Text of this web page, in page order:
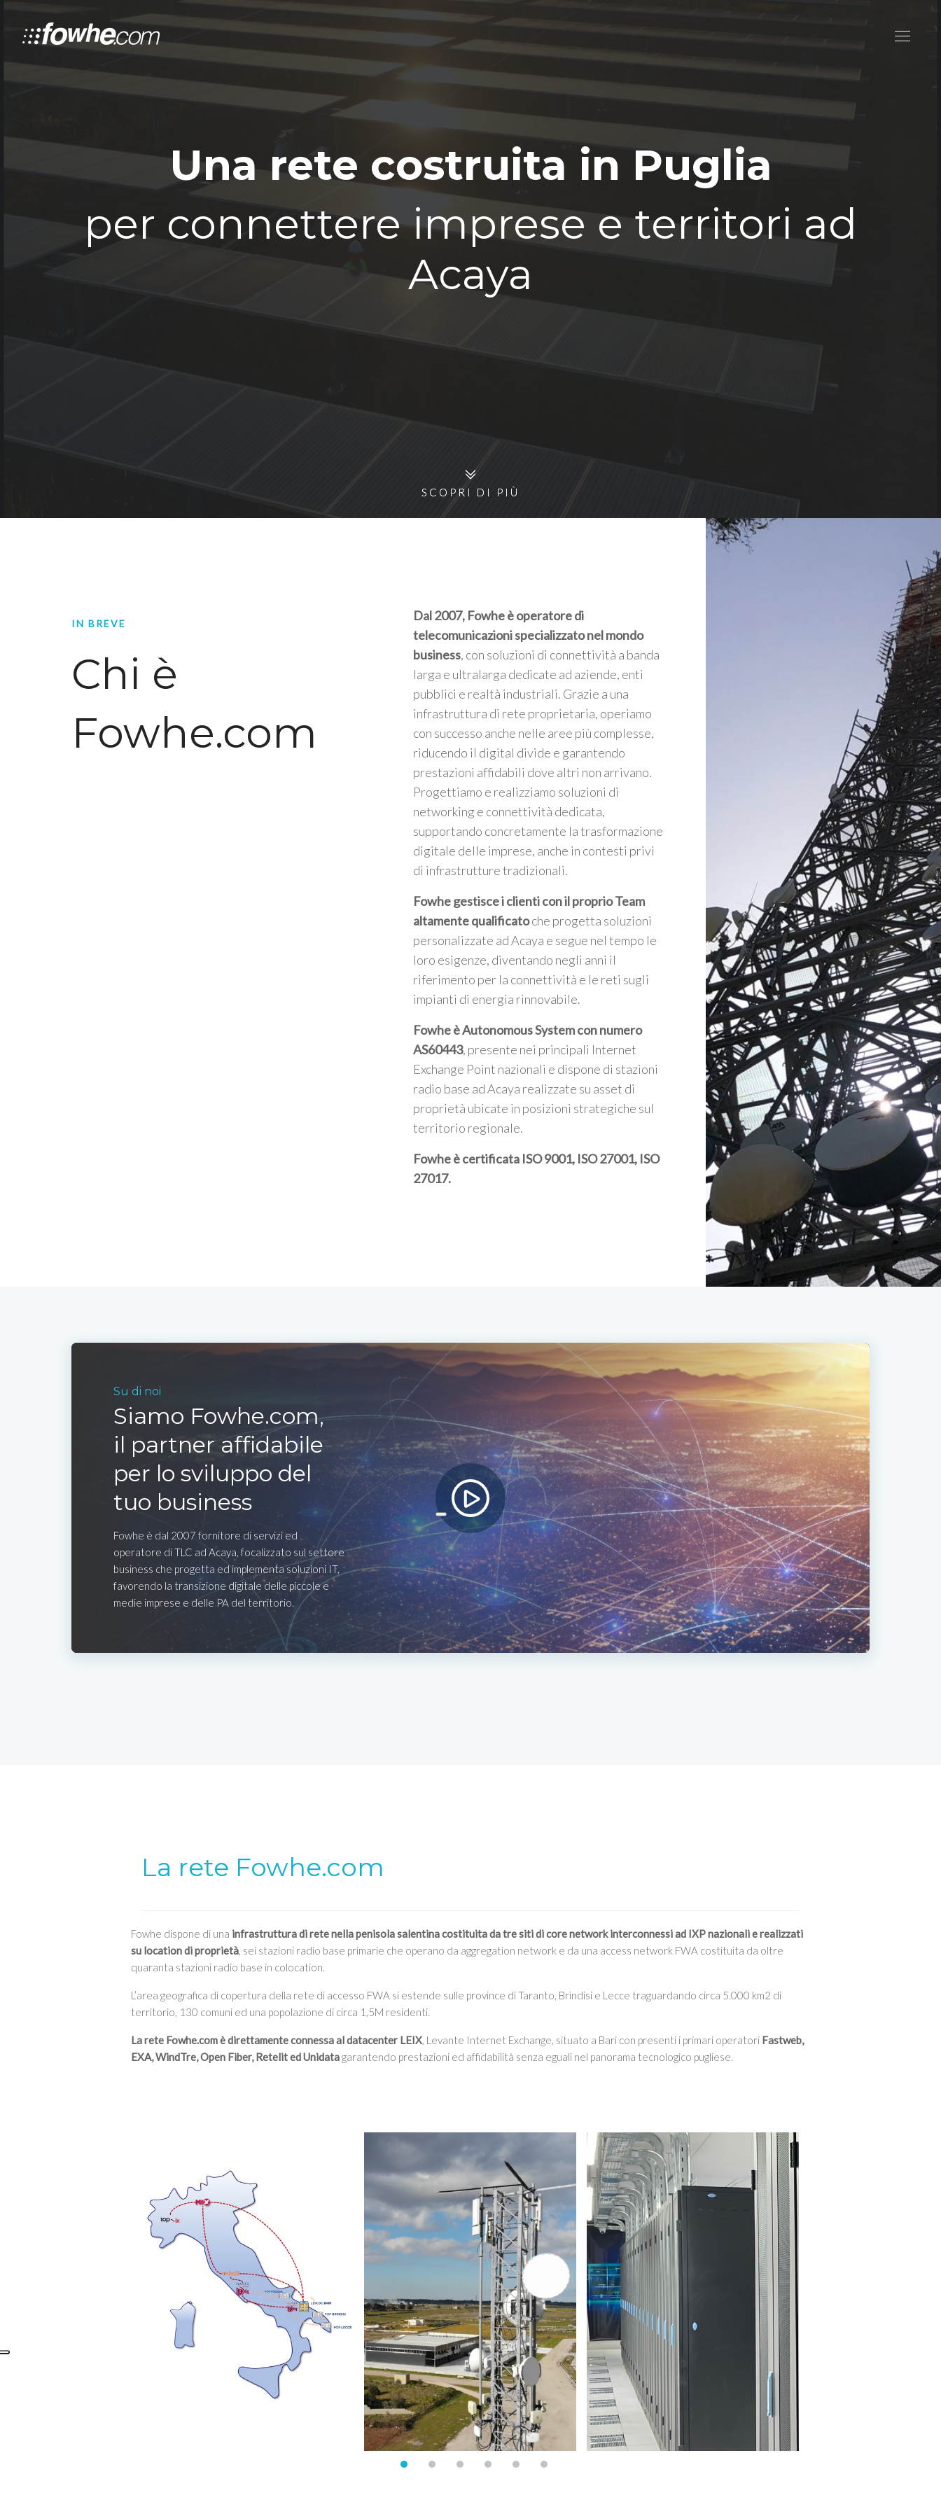
Una rete costruita in Puglia
per connettere imprese e territori ad
Acaya
SCOPRI DI PIÙ
SCOPRI DI PIÙ
IN BREVE
Chi è
Fowhe.com
Dal 2007, Fowhe è operatore di
telecomunicazioni specializzato nel mondo
business, con soluzioni di connettività a banda
larga e ultralarga dedicate ad aziende, enti
pubblici e realtà industriali. Grazie a una
infrastruttura di rete proprietaria, operiamo
con successo anche nelle aree più complesse,
riducendo il digital divide e garantendo
prestazioni affidabili dove altri non arrivano.
Progettiamo e realizziamo soluzioni di
networking e connettività dedicata,
supportando concretamente la trasformazione
digitale delle imprese, anche in contesti privi
di infrastrutture tradizionali.
Fowhe gestisce i clienti con il proprio Team
altamente qualificatoche progetta soluzioni
personalizzate ad Acaya e segue nel tempo le
loro esigenze, diventando negli anni il
riferimento per la connettività e le reti sugli
impianti di energia rinnovabile.
Fowhe è Autonomous System con numero
AS60443, presente nei principali Internet
Exchange Point nazionali e dispone di stazioni
radio base ad Acaya realizzate su asset di
proprietà ubicate in posizioni strategiche sul
territorio regionale.
Fowhe è certificata ISO 9001, ISO 27001, ISO
27017.
Su di noi
Siamo Fowhe.com,
il partner affidabile
per lo sviluppo del
tuo business
Fowhe è dal 2007 fornitore di servizi ed
operatore di TLC ad Acaya, focalizzato sul settore
business che progetta ed implementa soluzioni IT,
favorendo la transizione digitale delle piccole e
medie imprese e delle PA del territorio.
La rete Fowhe.com
Fowhe dispone di una infrastruttura di rete nella penisola salentina costituita da tre siti di core network interconnessi ad IXP nazionali e realizzati
su location di proprietà, sei stazioni radio base primarie che operano da aggregation network e da una access network FWA costituita da oltre
quaranta stazioni radio base in colocation.
L’area geografica di copertura della rete di accesso FWA si estende sulle province di Taranto, Brindisi e Lecce traguardando circa 5.000 km2 di
territorio, 130 comuni ed una popolazione di circa 1,5M residenti.
La rete Fowhe.com è direttamente connessa al datacenter LEIX, Levante Internet Exchange, situato a Bari con presenti i primari operatori Fastweb,
EXA, WindTre, Open Fiber, Retelit ed Unidatagarantendo prestazioni ed affidabilità senza eguali nel panorama tecnologico pugliese.